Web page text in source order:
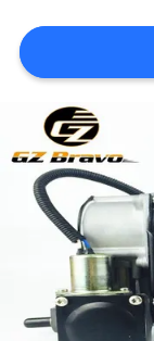
質
管
連